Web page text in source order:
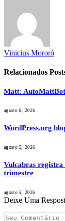
Vinicius Mororó
Relacionados
Matt: AutoMattBot
agosto 6, 2026
WordPress.org
agosto 5, 2026
Vulcabras registra
trimestre
agosto 5, 2026
Deixe Uma